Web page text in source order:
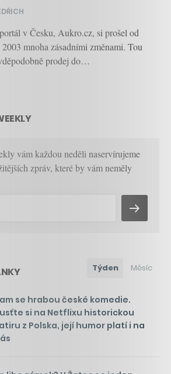
v Česku, Aukro.cz, si prošel od
mnoha zásadními změnami. Tou
prodej do…
vám každou neděli naservírujeme
zpráv, které by vám neměly
Týden Měsíc
se hrabou české komedie.
si na Netflixu historickou
z Polska, její humor platí i na